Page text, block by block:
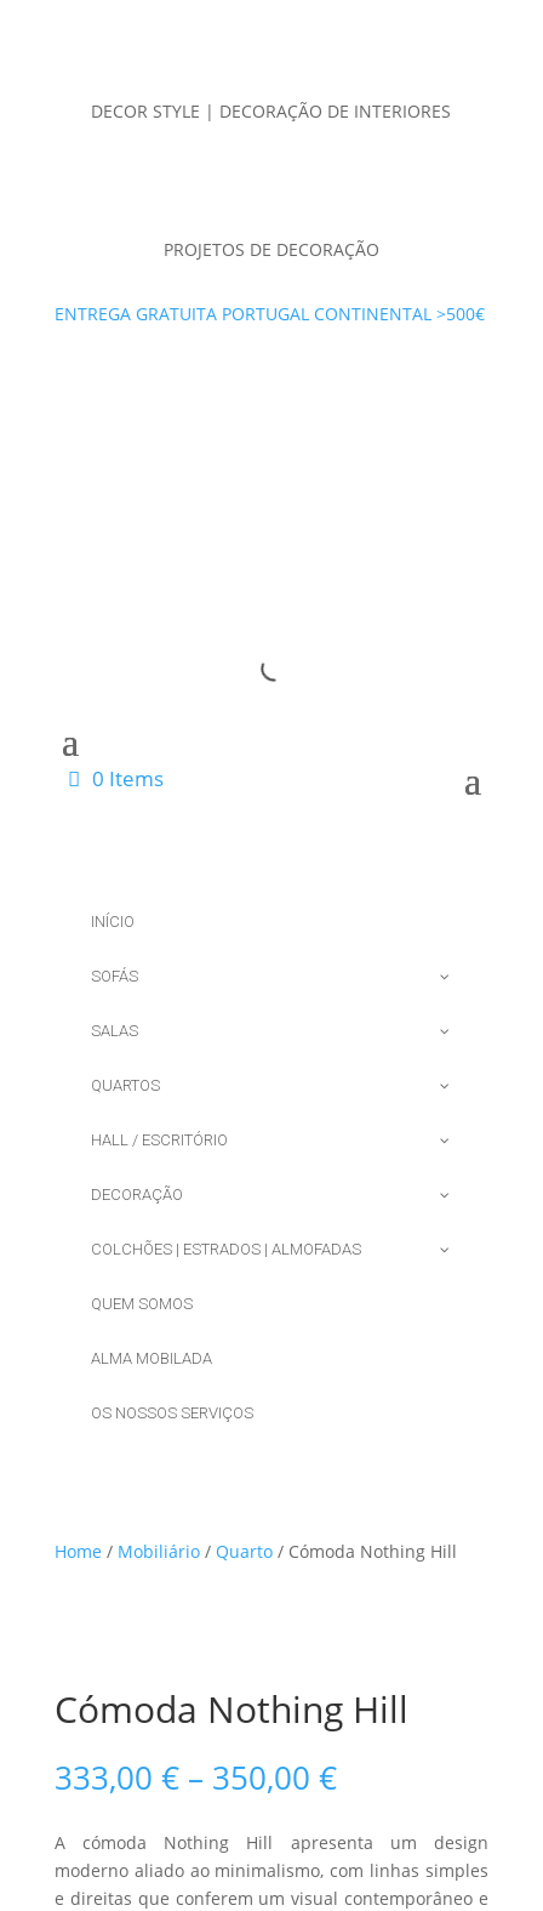
DECOR STYLE | DECORAÇÃO DE INTERIORES
PROJETOS DE DECORAÇÃO
ENTREGA GRATUITA PORTUGAL CONTINENTAL >500€
0 Items
INÍCIO
SOFÁS
SALAS
QUARTOS
HALL / ESCRITÓRIO
DECORAÇÃO
COLCHÕES | ESTRADOS | ALMOFADAS
QUEM SOMOS
ALMA MOBILADA
OS NOSSOS SERVIÇOS
Home / Mobiliário/ Quarto/ Cómoda Nothing Hill
Cómoda Nothing Hill
333,00 € – 350,00 €Price
range:
333,00 €
through
350,00 €
A cómoda Nothing Hill apresenta um design
moderno aliado ao minimalismo, com linhas simples
e direitas que conferem um visual contemporâneo e